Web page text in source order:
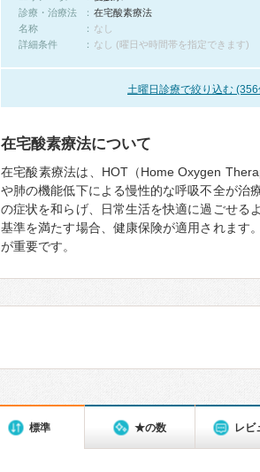
診療・治療法
在宅酸素療法
名称
なし
詳細条件
なし (曜日や時間帯を指定できます)
土曜日診療で絞り込む
在宅酸素療法について
在宅酸素療法は、HOT（Home Oxygen
や肺の機能低下による慢性的な呼吸不全が治
の症状を和らげ、日常生活を快適に過ごせる
基準を満たす場合、健康保険が適用されます
が重要です。
標準 ★の数 レビ